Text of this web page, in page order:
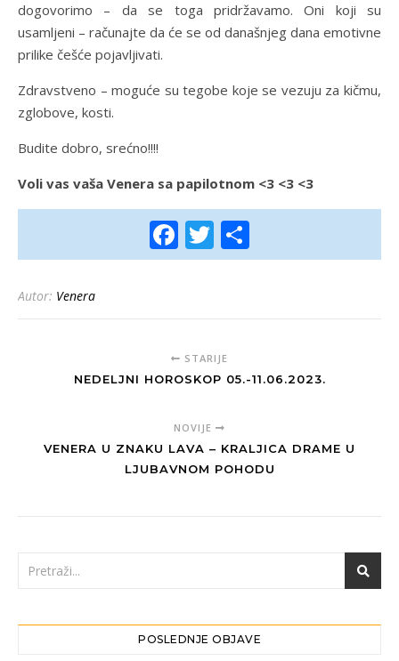
dogovorimo – da se toga pridržavamo. Oni koji su
usamljeni – računajte da će se od današnjeg dana emotivne
prilike češće pojavljivati.
Zdravstveno – moguće su tegobe koje se vezuju za kičmu,
zglobove, kosti.
Budite dobro, srećno!!!!
Voli vas vaša Venera sa papilotnom <3 <3 <3
Facebook
Twitter
Autor: Venera
STARIJE
NEDELJNI HOROSKOP 05.-11.06.2023.
NOVIJE
VENERA U ZNAKU LAVA – KRALJICA DRAME U
LJUBAVNOM POHODU
POSLEDNJE OBJAVE